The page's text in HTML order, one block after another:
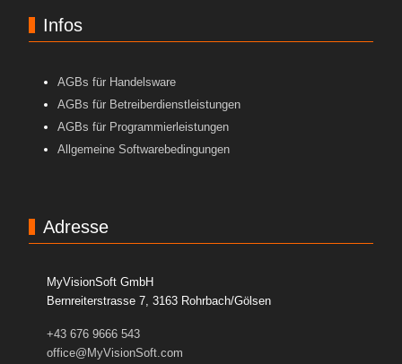
Infos
AGBs für Handelsware
AGBs für Betreiberdienstleistungen
AGBs für Programmierleistungen
Allgemeine Softwarebedingungen
Adresse
MyVisionSoft GmbH
Bernreiterstrasse 7, 3163 Rohrbach/Gölsen
+43 676 9666 543
office@MyVisionSoft.com